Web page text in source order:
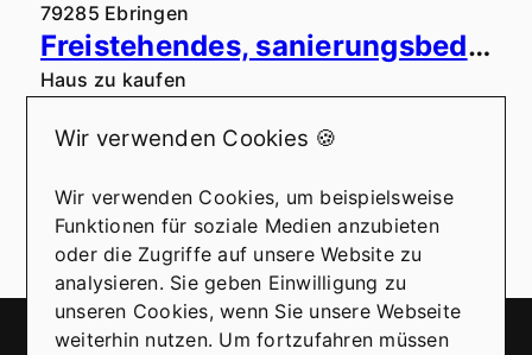
79285 Ebringen
Freistehendes, sanierungsbedürftiges Einfamilienhaus am Fuße der Weinberge in Ebringen
Haus zu kaufen
Zimmer: 5
Mehr erfahren
Wir verwenden Cookies 🍪
Wir verwenden Cookies, um beispielsweise
Funktionen für soziale Medien anzubieten
oder die Zugriffe auf unsere Website zu
analysieren. Sie geben Einwilligung zu
unseren Cookies, wenn Sie unsere Webseite
weiterhin nutzen. Um fortzufahren müssen